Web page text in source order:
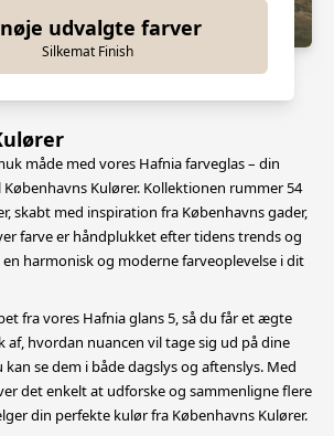
udvalgte farver
Silkemat Finish
måde med vores Hafnia farveglas – din
Kulører. Kollektionen rummer 54
skabt med inspiration fra Københavns gader,
farve er håndplukket efter tidens trends og
harmonisk og moderne farveoplevelse i dit
fra vores Hafnia glans 5, så du får et ægte
hvordan nuancen vil tage sig ud på dine
se dem i både dagslys og aftenslys. Med
det enkelt at udforske og sammenligne flere
din perfekte kulør fra Københavns Kulører.